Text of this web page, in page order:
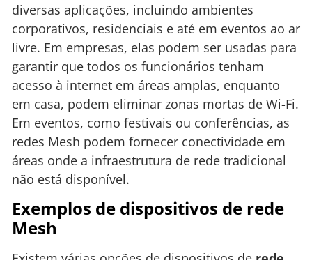
diversas aplicações, incluindo ambientes
corporativos, residenciais e até em eventos ao ar
livre. Em empresas, elas podem ser usadas para
garantir que todos os funcionários tenham
acesso à internet em áreas amplas, enquanto
em casa, podem eliminar zonas mortas de Wi-Fi.
Em eventos, como festivais ou conferências, as
redes Mesh podem fornecer conectividade em
áreas onde a infraestrutura de rede tradicional
não está disponível.
Exemplos de dispositivos de rede
Mesh